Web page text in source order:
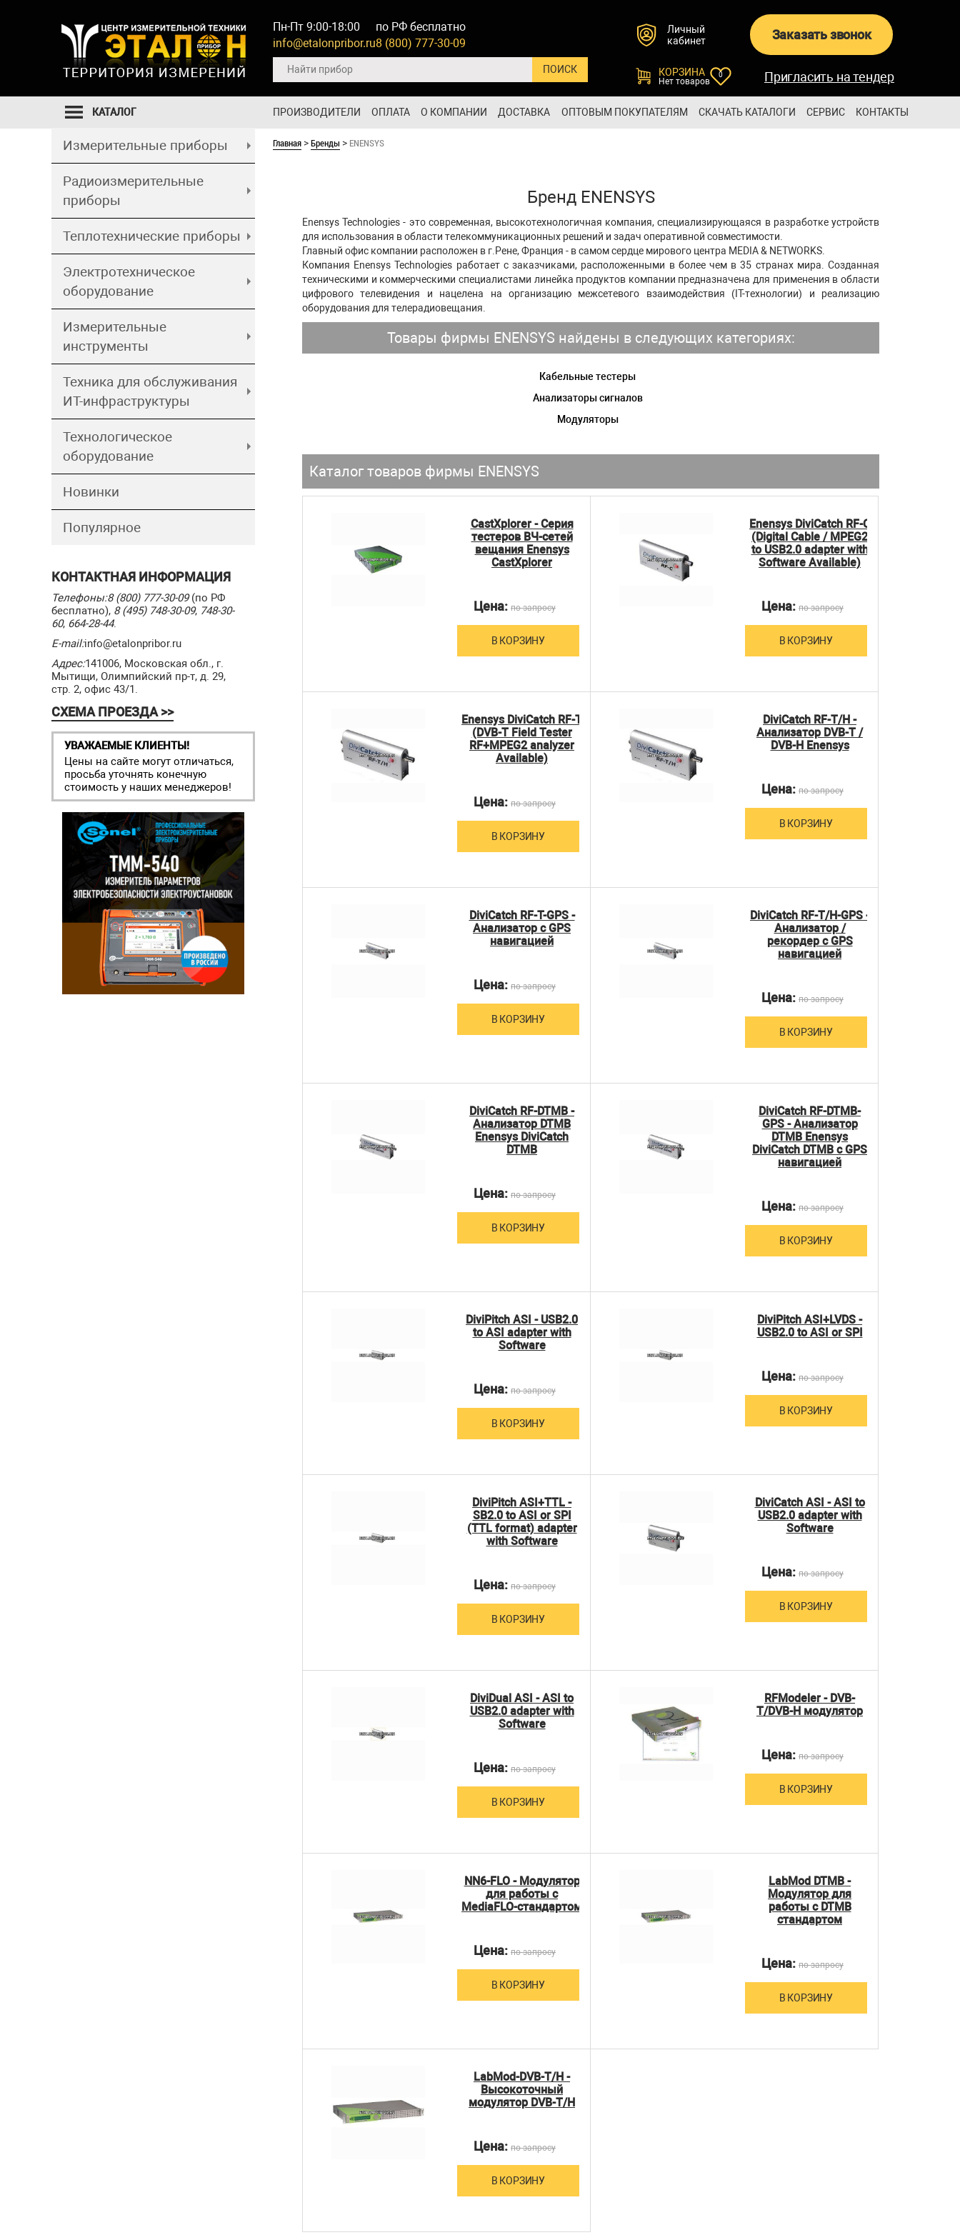
Пн-Пт 9:00-18:00
info@etalonpribor.ru
по РФ бесплатно
8 (800) 777-30-09
Личный
кабинет
Заказать звонок
КОРЗИНА
Нет товаров
0 Пригласить на тендер
ПРОИЗВОДИТЕЛИ ОПЛАТА О КОМПАНИИ ДОСТАВКА ОПТОВЫМ ПОКУПАТЕЛЯМ СКАЧАТЬ КАТАЛОГИ СЕРВИС КОНТАКТЫ
КАТАЛОГ
Измерительные приборы
Радиоизмерительные
приборы
Теплотехнические приборы
Электротехническое
оборудование
Измерительные
инструменты
Техника для обслуживания
ИТ-инфраструктуры
Технологическое
оборудование
Новинки
Популярное
КОНТАКТНАЯ ИНФОРМАЦИЯ
Телефоны:8 (800) 777-30-09(по РФ
бесплатно), 8 (495) 748-30-09, 748-30-
60, 664-28-44.
E-mail:info@etalonpribor.ru
Адрес:141006, Московская обл., г.
Мытищи, Олимпийский пр-т, д. 29,
стр. 2, офис 43/1.
СХЕМА ПРОЕЗДА >>
УВАЖАЕМЫЕ КЛИЕНТЫ!
Цены на сайте могут отличаться,
просьба уточнять конечную
стоимость у наших менеджеров!
Главная >Бренды > ENENSYS
Бренд ENENSYS
Enensys Technologies - это современная, высокотехнологичная компания, специализирующаяся в разработке устройств
для использования в области телекоммуникационных решений и задач оперативной совместимости.
Главный офис компании расположен в г.Рене, Франция - в самом сердце мирового центра MEDIA & NETWORKS.
Компания Enensys Technologies работает с заказчиками, расположенными в более чем в 35 странах мира. Созданная
техническими и коммерческими специалистами линейка продуктов компании предназначена для применения в области
цифрового телевидения и нацелена на организацию межсетевого взаимодействия (IT-технологии) и реализацию
оборудования для телерадиовещания.
Товары фирмы ENENSYS найдены в следующих категориях:
Кабельные тестеры
Анализаторы сигналов
Модуляторы
Каталог товаров фирмы ENENSYS
CastXplorer - Серия
тестеров ВЧ-сетей
вещания Enensys
CastXplorer
Цена: по запросу
В КОРЗИНУ
Enensys DiviCatch RF-C
(Digital Cable / MPEG2
to USB2.0 adapter with
Software Available)
Цена: по запросу
В КОРЗИНУ
Enensys DiviCatch RF-T
(DVB-T Field Tester
RF+MPEG2 analyzer
Available)
Цена: по запросу
В КОРЗИНУ
DiviCatch RF-T/H -
Анализатор DVB-T /
DVB-H Enensys
Цена: по запросу
В КОРЗИНУ
DiviCatch RF-T-GPS -
Анализатор с GPS
навигацией
Цена: по запросу
В КОРЗИНУ
DiviCatch RF-T/H-GPS -
Анализатор /
рекордер с GPS
навигацией
Цена: по запросу
В КОРЗИНУ
DiviCatch RF-DTMB -
Анализатор DTMB
Enensys DiviCatch
DTMB
Цена: по запросу
В КОРЗИНУ
DiviCatch RF-DTMB-
GPS - Анализатор
DTMB Enensys
DiviCatch DTMB с GPS
навигацией
Цена: по запросу
В КОРЗИНУ
DiviPitch ASI - USB2.0
to ASI adapter with
Software
Цена: по запросу
В КОРЗИНУ
DiviPitch ASI+LVDS -
USB2.0 to ASI or SPI
Цена: по запросу
В КОРЗИНУ
DiviPitch ASI+TTL -
SB2.0 to ASI or SPI
(TTL format) adapter
with Software
Цена: по запросу
В КОРЗИНУ
DiviCatch ASI - ASI to
USB2.0 adapter with
Software
Цена: по запросу
В КОРЗИНУ
DiviDual ASI - ASI to
USB2.0 adapter with
Software
Цена: по запросу
В КОРЗИНУ
RFModeler - DVB-
T/DVB-H модулятор
Цена: по запросу
В КОРЗИНУ
NN6-FLO - Модулятор
для работы с
MediaFLO-стандартом
Цена: по запросу
В КОРЗИНУ
LabMod DTMB -
Модулятор для
работы с DTMB
стандартом
Цена: по запросу
В КОРЗИНУ
LabMod-DVB-T/H -
Высокоточный
модулятор DVB-T/H
Цена: по запросу
В КОРЗИНУ